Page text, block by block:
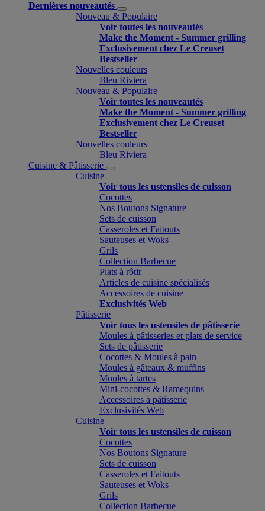
Dernières nouveautés
Nouveau & Populaire
Voir toutes les nouveautés
Make the Moment - Summer grilling
Exclusivement chez Le Creuset
Bestseller
Nouvelles couleurs
Bleu Riviera
Nouveau & Populaire
Voir toutes les nouveautés
Make the Moment - Summer grilling
Exclusivement chez Le Creuset
Bestseller
Nouvelles couleurs
Bleu Riviera
Cuisine & Pâtisserie
Cuisine
Voir tous les ustensiles de cuisson
Cocottes
Nos Boutons Signature
Sets de cuisson
Casseroles et Faitouts
Sauteuses et Woks
Grils
Collection Barbecue
Plats à rôtir
Articles de cuisine spécialisés
Accessoires de cuisine
Exclusivités Web
Pâtisserie
Voir tous les ustensiles de pâtisserie
Moules à pâtisseries et plats de service
Sets de pâtisserie
Cocottes & Moules à pain
Moules à gâteaux & muffins
Moules à tartes
Mini-cocottes & Ramequins
Accessoires à pâtisserie
Exclusivités Web
Cuisine
Voir tous les ustensiles de cuisson
Cocottes
Nos Boutons Signature
Sets de cuisson
Casseroles et Faitouts
Sauteuses et Woks
Grils
Collection Barbecue